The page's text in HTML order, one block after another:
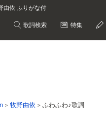
由依 ふりがな付
歌詞検索 特集
牧野由依 ふわふわ♪歌詞